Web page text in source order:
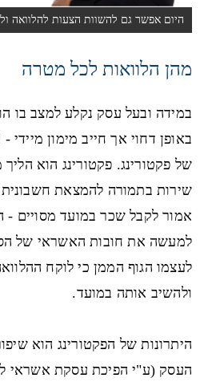
היום אפשר גם להשוות הצעות להלוואה
מהן הלוואות לכל מטרה
במידה ובעל עסק נקלע למצב בו
באופן דחוי אך חייב מימון
של פקטורינג. פקטורינג הוא הליך
שירות בתמורה להמצאת
אמור לקבל שכר במועד מסויים -
למעשה את חובות האשראי של
לעצמו הגוף הממן כי לוקח
ולהשיב אותה במועד.
היתרונות של הפקטורינג הוא
העסק (ע"י הפיכת עסקת אשראי